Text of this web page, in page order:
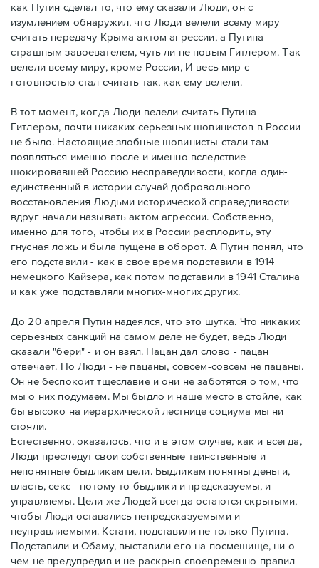
как Путин сделал то, что ему сказали Люди, он с
изумлением обнаружил, что Люди велели всему миру
считать передачу Крыма актом агрессии, а Путина -
страшным завоевателем, чуть ли не новым Гитлером. Так
велели всему миру, кроме России, И весь мир с
готовностью стал считать так, как ему велели.
В тот момент, когда Люди велели считать Путина
Гитлером, почти никаких серьезных шовинистов в России
не было. Настоящие злобные шовинисты стали там
появляться именно после и именно вследствие
шокировавшей Россию несправедливости, когда один-
единственный в истории случай добровольного
восстановления Людьми исторической справедливости
вдруг начали называть актом агрессии. Собственно,
именно для того, чтобы их в России расплодить, эту
гнусная ложь и была пущена в оборот. А Путин понял, что
его подставили - как в свое время подставили в 1914
немецкого Кайзера, как потом подставили в 1941 Сталина
и как уже подставляли многих-многих других.
До 20 апреля Путин надеялся, что это шутка. Что никаких
серьезных санкций на самом деле не будет, ведь Люди
сказали "бери" - и он взял. Пацан дал слово - пацан
отвечает. Но Люди - не пацаны, совсем-совсем не пацаны.
Он не беспокоит тщеславие и они не заботятся о том, что
мы о них подумаем. Мы быдло и наше место в стойле, как
бы высоко на иерархической лестнице социума мы ни
стояли.
Естественно, оказалось, что и в этом случае, как и всегда,
Люди преследут свои собственные таинственные и
непонятные быдликам цели. Быдликам понятны деньги,
власть, секс - потому-то быдлики и предсказуемы, и
управляемы. Цели же Людей всегда остаются скрытыми,
чтобы Люди оставались непредсказуемыми и
неуправляемыми. Кстати, подставили не только Путина.
Подставили и Обаму, выставили его на посмешище, ни о
чем не предупредив и не раскрыв своевременно правил